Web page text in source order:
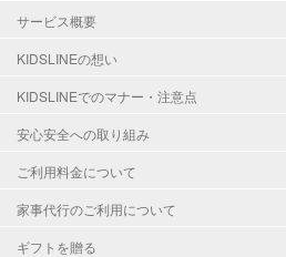
サービス概要
KIDSLINEの想い
KIDSLINEでのマナー・注意点
安心安全への取り組み
ご利用料金について
家事代行のご利用について
ギフトを贈る